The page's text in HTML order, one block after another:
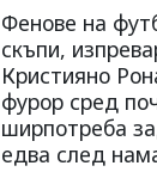
Фенове на
скъпи,
Кристияно
фурор сред
ширпотреба
едва след